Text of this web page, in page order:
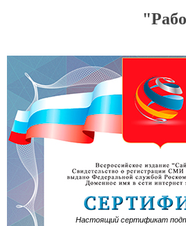
Настоящий сертификат